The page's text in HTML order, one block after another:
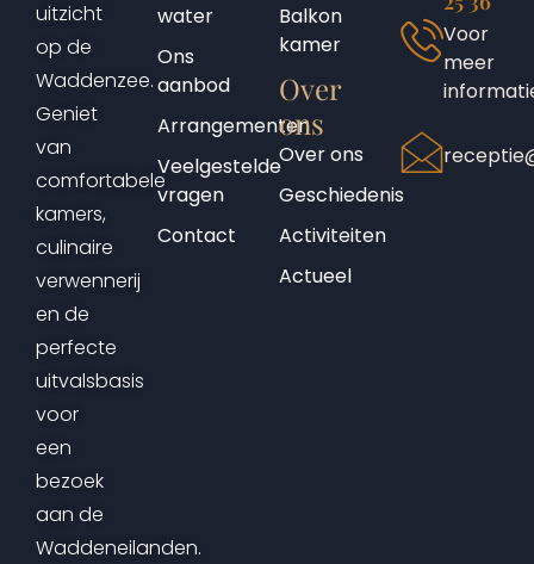
uitzicht
op de
Waddenzee.
Geniet
van
comfortabele
kamers,
culinaire
verwennerij
en de
perfecte
uitvalsbasis
voor
een
bezoek
aan de
Waddeneilanden.
water
Ons
aanbod
Arrangementen
Veelgestelde
vragen
Contact
Balkon
kamer
Over
ons
Over ons
Geschiedenis
Activiteiten
Actueel
Voor
meer